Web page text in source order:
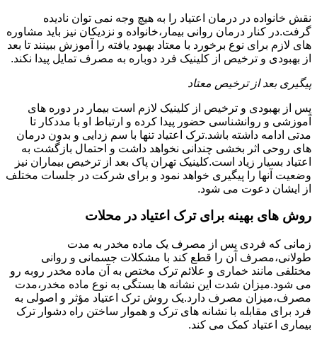
نقش خانواده در درمان اعتیاد را به هیچ وجه نمی توان نادیده
گرفت.در کنار درمان روانی بیمار،خانواده و نزدیکان نیز باید مشاوره
های لازم برای نوع برخورد با معتاد بهبود یافته را آموزش ببینند تا بعد
از بهبودی و ترخیص از کلینیک فرد دوباره به مصرف تمایل پیدا نکند.
پیگیری بعد از ترخیص معتاد
پس از بهبودی و ترخیص از کلینیک لازم است بیمار در دوره های
آموزشی و روانشناسی حضور پیدا کرده و ارتباط او با مددکار تا
مدتی ادامه داشته باشد.ترک اعتیاد تنها با سم زدایی و بدون درمان
های روحی اثر بخشی چندانی نخواهد داشت و احتمال بازگشت به
اعتیاد بسیار زیاد است.کلینیک تهران پاک بعد از ترخیص بیماران نیز
وضعیت آنها را پیگیری خواهد نمود و برای شرکت در جلسات مختلف
از ایشان دعوت می شود.
روش های بهینه برای ترک اعتیاد در محلات
زمانی که فردی پس از مصرف یک ماده مخدر به مدت
طولانی،مصرف آن را قطع کند با مشکلات جسمانی و روانی
مختلفی مانند خماری و علائم ترک مختص به آن ماده مخدر روبه رو
می شود.میزان شدت این نشانه ها بستگی به نوع ماده مخدر،مدت
مصرف،میزان مصرف دارد.یک روش ترک اعتیاد مؤثر و اصولی به
فرد برای مقابله با نشانه های ترک و هموار ساختن راه دشوار ترک
بیماری اعتیاد کمک می کند.